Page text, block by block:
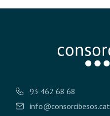
93 462 68 68
info@consorcibesos.cat